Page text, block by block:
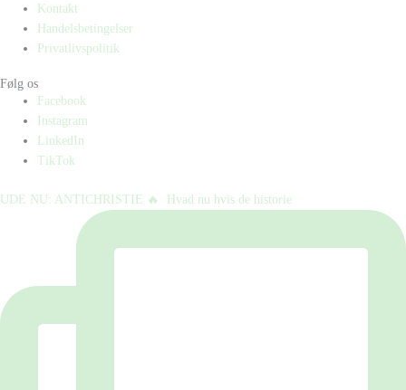
Kontakt
Handelsbetingelser
Privatlivspolitik
Følg os
Facebook
Instagram
LinkedIn
TikTok
UDE NU: ANTICHRISTIE 🔥⁠ ⁠ Hvad nu hvis de historie